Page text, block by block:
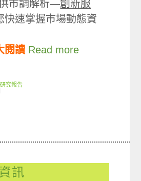
市調解析—創新服
快速掌握市場動態資
閱讀 Read more
究報告
訊